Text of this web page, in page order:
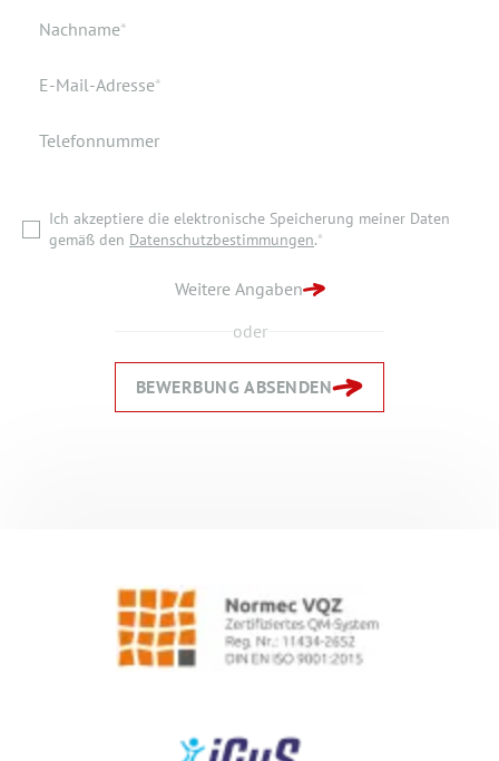
Pflichtfeld
Nachname*
Pflichtfeld
E-Mail-Adresse*
Telefonnummer
Ich akzeptiere die elektronische Speicherung meiner Daten
gemäß den Datenschutzbestimmungen.*
Weitere Angaben
oder
BEWERBUNG ABSENDEN
Dokumente
Ich akzeptiere die elektronische Speicherung meiner Daten
ZURÜCK ZUR STARTSEITE